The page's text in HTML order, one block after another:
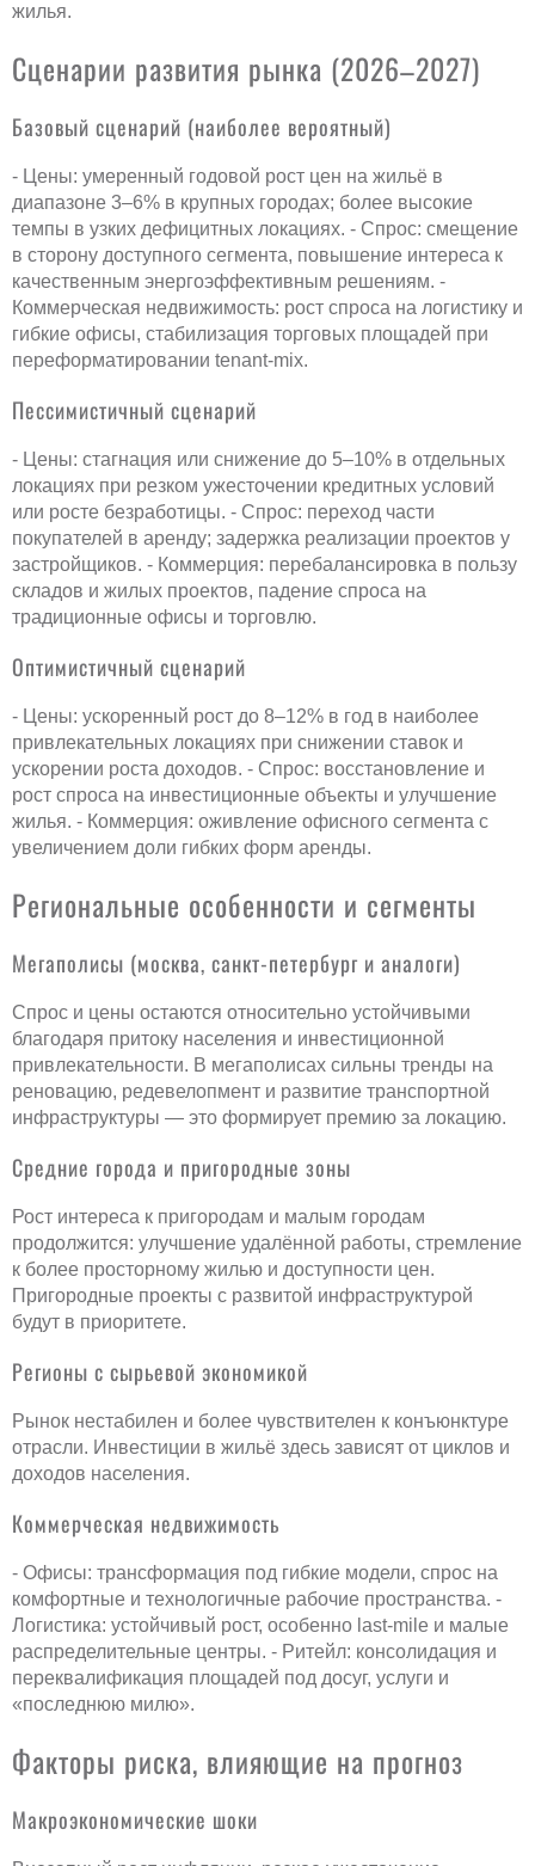
жилья.
Сценарии развития рынка (2026–2027)
Базовый сценарий (наиболее вероятный)
- Цены: умеренный годовой рост цен на жильё в
диапазоне 3–6% в крупных городах; более высокие
темпы в узких дефицитных локациях. - Спрос: смещение
в сторону доступного сегмента, повышение интереса к
качественным энергоэффективным решениям. -
Коммерческая недвижимость: рост спроса на логистику и
гибкие офисы, стабилизация торговых площадей при
переформатировании tenant-mix.
Пессимистичный сценарий
- Цены: стагнация или снижение до 5–10% в отдельных
локациях при резком ужесточении кредитных условий
или росте безработицы. - Спрос: переход части
покупателей в аренду; задержка реализации проектов у
застройщиков. - Коммерция: перебалансировка в пользу
складов и жилых проектов, падение спроса на
традиционные офисы и торговлю.
Оптимистичный сценарий
- Цены: ускоренный рост до 8–12% в год в наиболее
привлекательных локациях при снижении ставок и
ускорении роста доходов. - Спрос: восстановление и
рост спроса на инвестиционные объекты и улучшение
жилья. - Коммерция: оживление офисного сегмента с
увеличением доли гибких форм аренды.
Региональные особенности и сегменты
Мегаполисы (москва, санкт-петербург и аналоги)
Спрос и цены остаются относительно устойчивыми
благодаря притоку населения и инвестиционной
привлекательности. В мегаполисах сильны тренды на
реновацию, редевелопмент и развитие транспортной
инфраструктуры — это формирует премию за локацию.
Средние города и пригородные зоны
Рост интереса к пригородам и малым городам
продолжится: улучшение удалённой работы, стремление
к более просторному жилью и доступности цен.
Пригородные проекты с развитой инфраструктурой
будут в приоритете.
Регионы с сырьевой экономикой
Рынок нестабилен и более чувствителен к конъюнктуре
отрасли. Инвестиции в жильё здесь зависят от циклов и
доходов населения.
Коммерческая недвижимость
- Офисы: трансформация под гибкие модели, спрос на
комфортные и технологичные рабочие пространства. -
Логистика: устойчивый рост, особенно last-mile и малые
распределительные центры. - Ритейл: консолидация и
переквалификация площадей под досуг, услуги и
«последнюю милю».
Факторы риска, влияющие на прогноз
Макроэкономические шоки